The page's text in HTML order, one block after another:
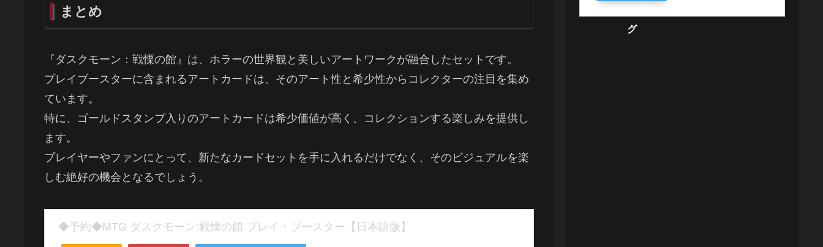
まとめ
『ダスクモーン：戦慄の館』は、ホラーの世界観と美しいアートワークが融合したセットです。
プレイブースターに含まれるアートカードは、そのアート性と希少性からコレクターの注目を集め
ています。
特に、ゴールドスタンプ入りのアートカードは希少価値が高く、コレクションする楽しみを提供し
ます。
プレイヤーやファンにとって、新たなカードセットを手に入れるだけでなく、そのビジュアルを楽
しむ絶好の機会となるでしょう。
◆予約◆MTG ダスクモーン:戦慄の館 プレイ・ブースター【日本語版】
グ